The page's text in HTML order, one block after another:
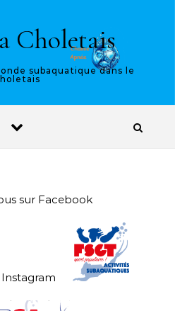
Choletais
subaquatique dans le